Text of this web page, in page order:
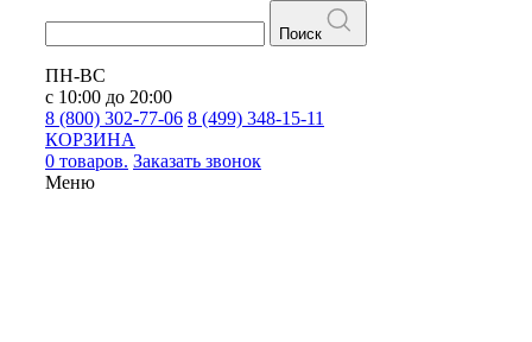
Поиск
ПН-ВС
с 10:00 до 20:00
8 (800) 302-77-06 8 (499) 348-15-11
КОРЗИНА
0 товаров. Заказать звонок
Меню